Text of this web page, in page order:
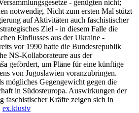
- genügten nicht;
notwendig. Nicht zum ersten Mal stützt
auf Aktivitäten auch faschistischer
Ziel - in diesem Falle die
Einflusses aus der Ukraine -
vor 1990 hatte die Bundesrepublik
NS-Kollaborateure aus der
gefördert, um Pläne für eine künftige
von Jugoslawien voranzubringen.
mögliches Gegengewicht gegen die
in Südosteuropa. Auswirkungen der
faschistischer Kräfte zeigen sich in
ex.klusiv